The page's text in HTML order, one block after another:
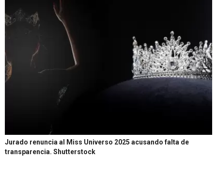
Jurado renuncia al Miss Universo 2025 acusando falta de
transparencia. Shutterstock